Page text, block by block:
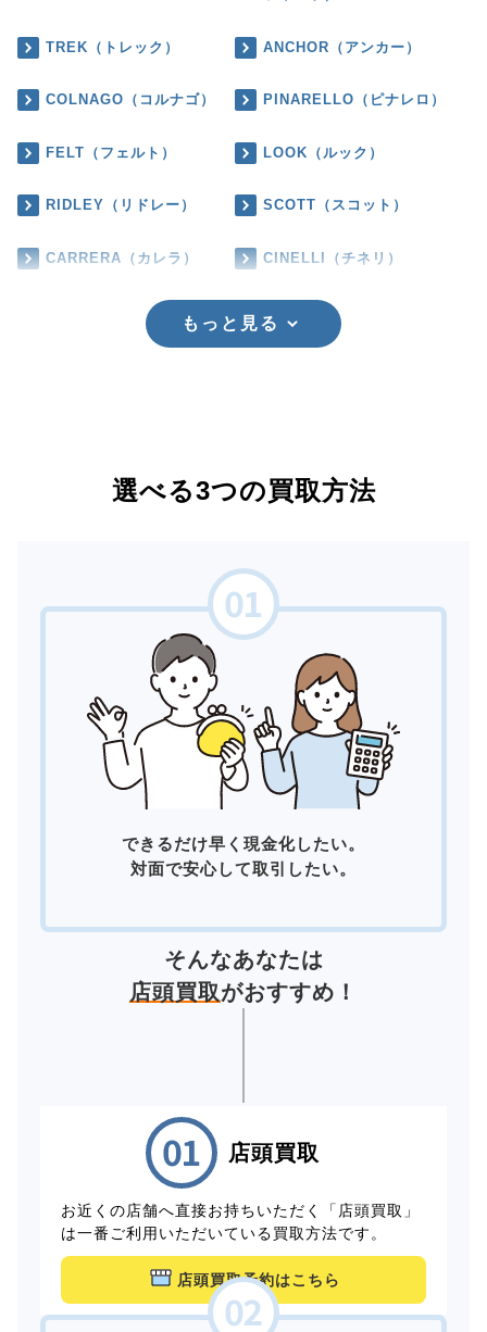
TREK（トレック） ANCHOR（アンカー）
COLNAGO（コルナゴ） PINARELLO（ピナレロ）
FELT（フェルト） LOOK（ルック）
RIDLEY（リドレー） SCOTT（スコット）
CARRERA（カレラ） CINELLI（チネリ）
もっと見る
選べる3つの買取方法
できるだけ早く現金化したい。
対面で安心して取引したい。
そんなあなたは
店頭買取がおすすめ！
店頭買取
お近くの店舗へ直接お持ちいただく「店頭買取」
は一番ご利用いただいている買取方法です。
店頭買取予約はこちら